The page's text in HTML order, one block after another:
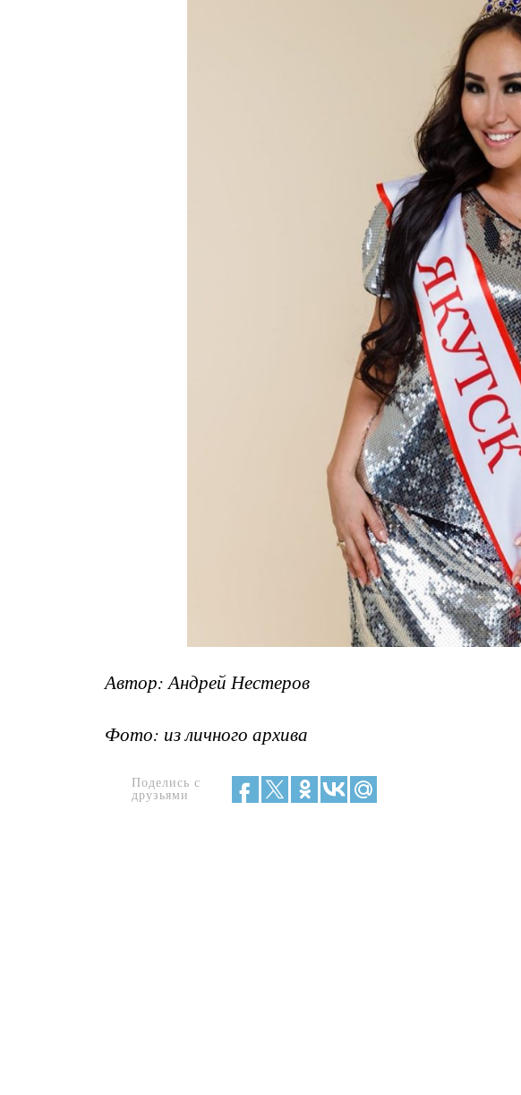
Автор: Андрей Нестеров
Фото: из личного архива
Поделись с
друзьями